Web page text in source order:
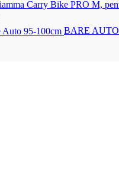
BARE